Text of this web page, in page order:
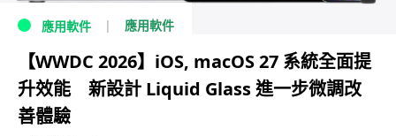
應用軟件 應用軟件
【WWDC 2026】iOS, macOS 27 系統全面提
升效能 新設計 Liquid Glass 進一步微調改
善體驗